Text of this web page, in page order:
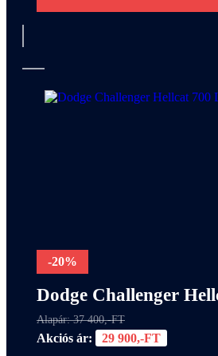
-20%
Dodge Challenger
Alapár: 37 400,-FT
Akciós ár: 29 900,-FT